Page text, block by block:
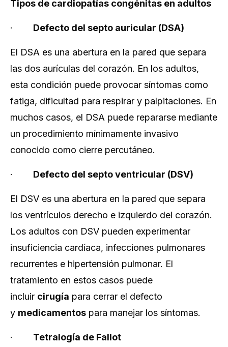
Tipos de cardiopatías congénitas en adultos
· Defecto del septo auricular (DSA)
El DSA es una abertura en la pared que separa
las dos aurículas del corazón. En los adultos,
esta condición puede provocar síntomas como
fatiga, dificultad para respirar y palpitaciones. En
muchos casos, el DSA puede repararse mediante
un procedimiento mínimamente invasivo
conocido como cierre percutáneo.
· Defecto del septo ventricular (DSV)
El DSV es una abertura en la pared que separa
los ventrículos derecho e izquierdo del corazón.
Los adultos con DSV pueden experimentar
insuficiencia cardíaca, infecciones pulmonares
recurrentes e hipertensión pulmonar. El
tratamiento en estos casos puede
incluir cirugía para cerrar el defecto
y medicamentos para manejar los síntomas.
· Tetralogía de Fallot